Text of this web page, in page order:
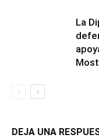
La
DEJA UNA